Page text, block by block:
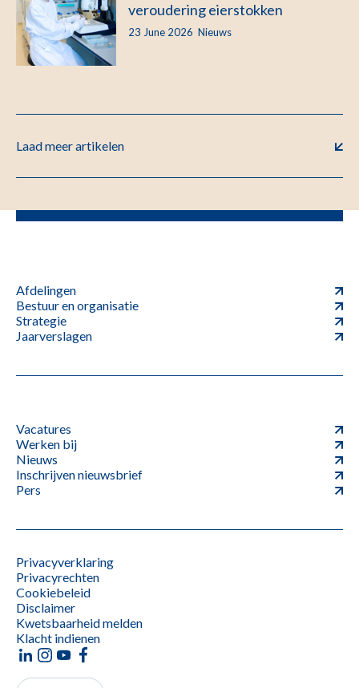
veroudering eierstokken
23 June 2026 Nieuws
Laad meer artikelen
Afdelingen
Bestuur en organisatie
Strategie
Jaarverslagen
Vacatures
Werken bij
Nieuws
Inschrijven nieuwsbrief
Pers
Privacyverklaring
Privacyrechten
Cookiebeleid
Disclaimer
Kwetsbaarheid melden
Klacht indienen